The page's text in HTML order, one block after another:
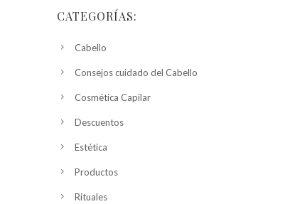
CATEGORÍAS:
Cabello
Consejos cuidado del Cabello
Cosmética Capilar
Descuentos
Estética
Productos
Rituales